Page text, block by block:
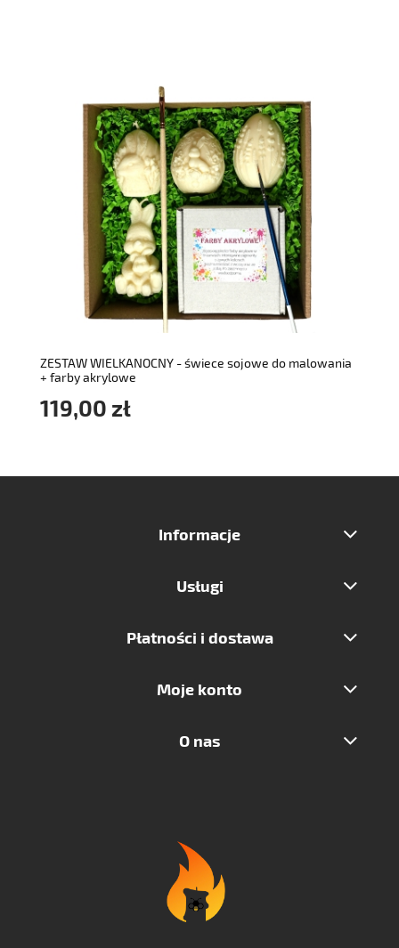
ZESTAW WIELKANOCNY - świece sojowe do malowania
+ farby akrylowe
119,00 zł
do koszyka
Informacje
Usługi
Płatności i dostawa
Moje konto
O nas